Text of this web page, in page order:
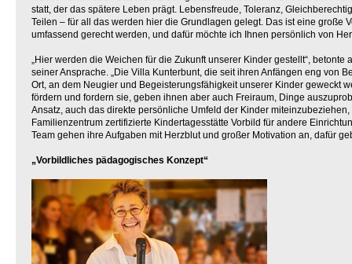
statt, der das spätere Leben prägt. Lebensfreude, Toleranz,
Teilen – für all das werden hier die Grundlagen gelegt. Das ist eine große
umfassend gerecht werden, und dafür möchte ich Ihnen persönlich von
„Hier werden die Weichen für die Zukunft unserer Kinder gestellt“, betonte
seiner Ansprache. „Die Villa Kunterbunt, die seit ihren Anfängen eng von
Ort, an dem Neugier und Begeisterungsfähigkeit unserer Kinder geweckt
fördern und fordern sie, geben ihnen aber auch Freiraum, Dinge
Ansatz, auch das direkte persönliche Umfeld der Kinder
Familienzentrum zertifizierte Kindertagesstätte Vorbild für andere
Team gehen ihre Aufgaben mit Herzblut und großer Motivation an, dafür
„Vorbildliches pädagogisches Konzept“